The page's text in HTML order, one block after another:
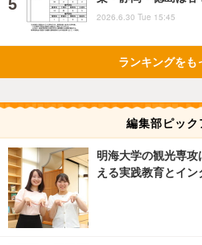
2026.6.30 Tue 15:45
ランキングをも
編集部ピック
明海大学の観光専
える実践教育とイン